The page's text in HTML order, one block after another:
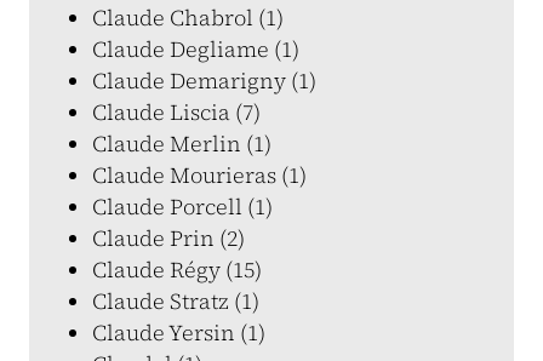
Claude Chabrol (1)
Claude Degliame (1)
Claude Demarigny (1)
Claude Liscia (7)
Claude Merlin (1)
Claude Mourieras (1)
Claude Porcell (1)
Claude Prin (2)
Claude Régy (15)
Claude Stratz (1)
Claude Yersin (1)